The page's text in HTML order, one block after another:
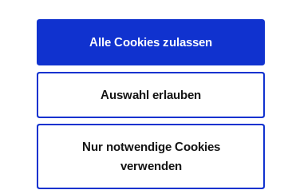
Alle Cookies zulassen
Auswahl erlauben
Nur notwendige Cookies
verwenden
CONTACT YOUR OPINION